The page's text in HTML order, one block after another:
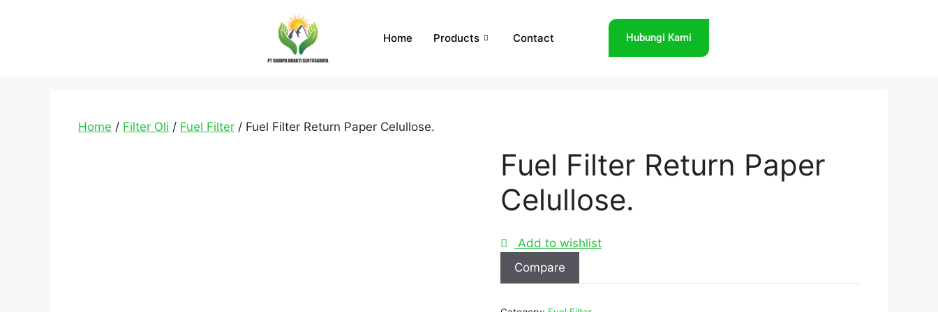
Home Products Contact Hubungi Kami
Home / Filter Oli / Fuel Filter / Fuel Filter Return Paper Celullose.
Fuel Filter Return Paper
Celullose.
Add to wishlist
Compare